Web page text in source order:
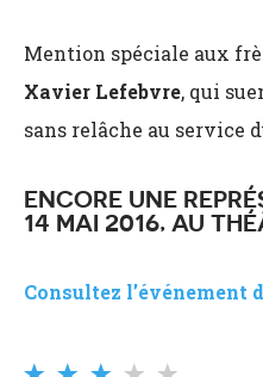
Mention spéciale aux
Xavier Lefebvre, qui
sans relâche au service
ENCORE UNE
14 MAI 2016, AU
Consultez l’événement